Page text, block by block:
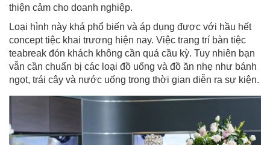
thiện cảm cho doanh nghiệp.
Loại hình này khá phổ biến và áp dụng được với hầu hết
concept tiệc khai trương hiện nay. Việc trang trí bàn tiệc
teabreak đón khách không cần quá cầu kỳ. Tuy nhiên bạn
vẫn cần chuẩn bị các loại đồ uống và đồ ăn nhẹ như bánh
ngọt, trái cây và nước uống trong thời gian diễn ra sự kiện.